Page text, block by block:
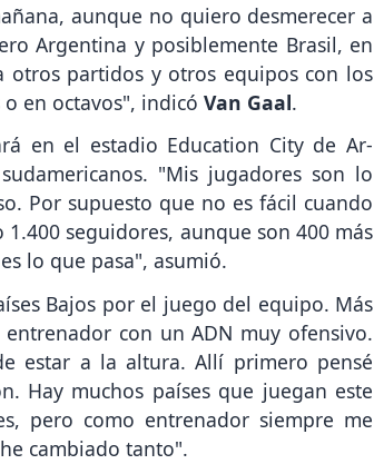
aunque no quiero desmerecer a
Argentina y posiblemente Brasil, en
otros partidos y otros equipos con los
en octavos", indicó Van Gaal.
en el estadio Education City de Ar-
"Mis jugadores son lo
Por supuesto que no es fácil cuando
seguidores, aunque son 400 más
lo que pasa", asumió.
Bajos por el juego del equipo. Más
con un ADN muy ofensivo.
estar a la altura. Allí primero pensé
Hay muchos países que juegan este
pero como entrenador siempre me
cambiado tanto".